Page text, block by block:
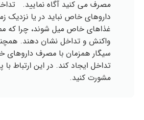
مصرف می کنید آگاه نمایید.
داروهای خاص نباید در یا نزدیک
غذاهای خاص میل شوند، چرا که
واکنش و تداخل نشان دهند.
سیگار همزمان با مصرف
تداخل ایجاد کند. در این ارتباط
مشورت کنید.